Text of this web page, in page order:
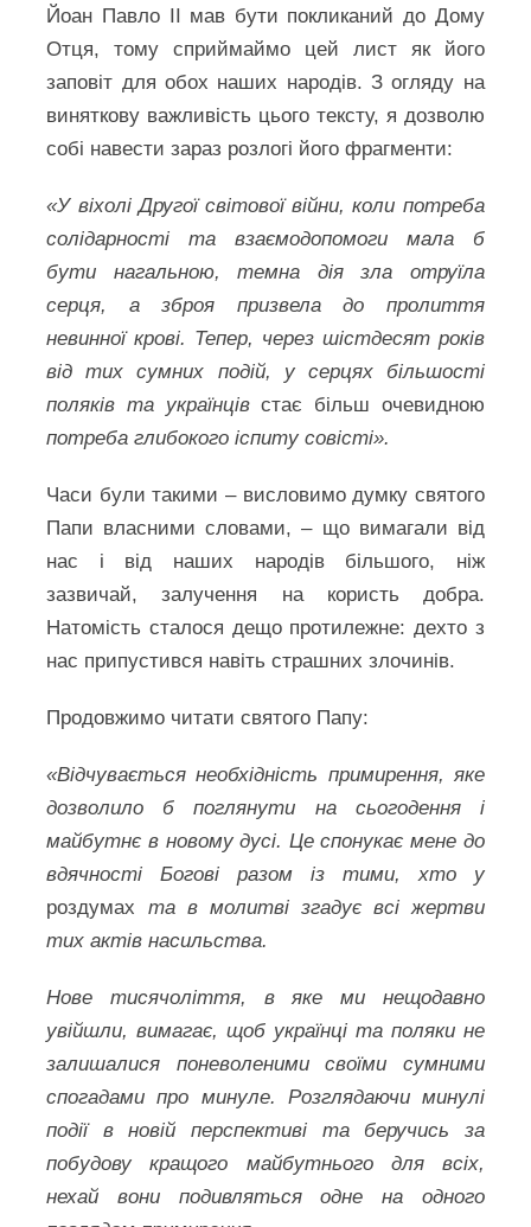
Йоан Павло ІІ мав бути покликаний до Дому
Отця, тому сприймаймо цей лист як його
заповіт для обох наших народів. З огляду на
виняткову важливість цього тексту, я дозволю
собі навести зараз розлогі його фрагменти:
«У віхолі Другої світової війни, коли потреба
солідарності та взаємодопомоги мала б
бути нагальною, темна дія зла отруїла
серця, а зброя призвела до пролиття
невинної крові. Тепер, через шістдесят років
від тих сумних подій, у серцях більшості
поляків та українцівстає більш очевидною
потреба глибокого іспиту совісті».
Часи були такими – висловимо думку святого
Папи власними словами, – що вимагали від
нас і від наших народів більшого, ніж
зазвичай, залучення на користь добра.
Натомість сталося дещо протилежне: дехто з
нас припустився навіть страшних злочинів.
Продовжимо читати святого Папу:
«Відчувається необхідність примирення, яке
дозволило б поглянути на сьогодення і
майбутнє в новому дусі. Це спонукає мене до
вдячності Богові разом із тими, хто у
роздумах та в молитві згадує всі жертви
тих актів насильства.
Нове тисячоліття, в яке ми нещодавно
увійшли, вимагає, щоб українці та поляки не
залишалися поневоленими своїми сумними
спогадами про минуле. Розглядаючи минулі
події в новій перспективі та беручись за
побудову кращого майбутнього для всіх,
нехай вони подивляться одне на одного